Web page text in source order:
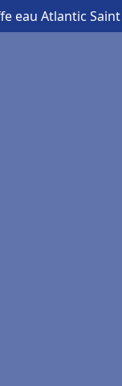
eau Atlantic